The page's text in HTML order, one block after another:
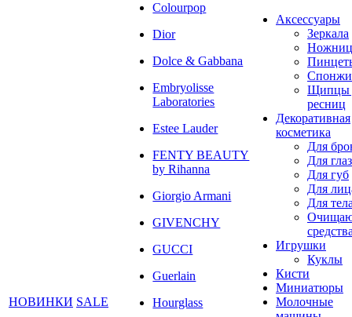
НОВИНКИ SALE
Colourpop
Dior
Dolce & Gabbana
Embryolisse
Laboratories
Estee Lauder
FENTY BEAUTY
by Rihanna
Giorgio Armani
GIVENCHY
GUCCI
Guerlain
Hourglass
Аксессуары
Зеркала
Спонжи
Щипцы
ресниц
Декоративная
косметика
Для
Для глаз
Для губ
Для
Для
Игрушки
Куклы
Кисти
Миниатюры
Молочные